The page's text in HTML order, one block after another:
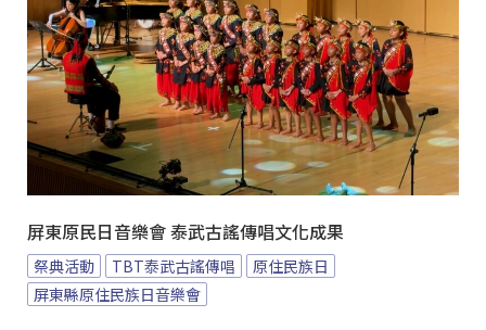
屏東原民日音樂會 泰武古謠傳唱文化成果
祭典活動 TBT泰武古謠傳唱
原住民族日
屏東縣原住民族日音樂會